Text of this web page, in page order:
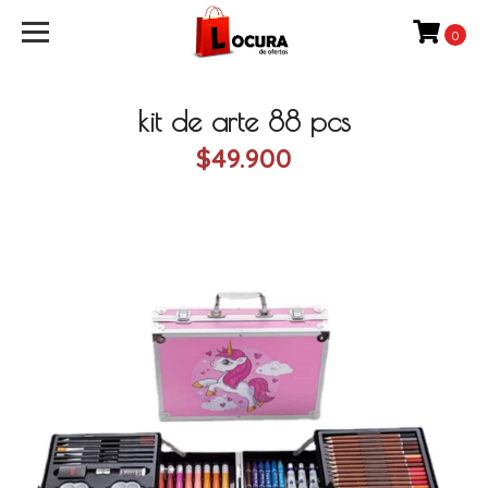
0
kit de arte 88 pcs
$49.900